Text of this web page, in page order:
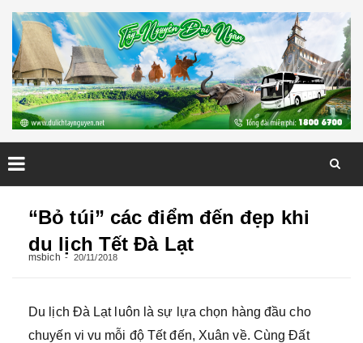
“Bỏ túi” các điểm đến đẹp khi
du lịch Tết Đà Lạt
msbich 20/11/2018
Du lịch Đà Lạt luôn là sự lựa chọn hàng đầu cho
chuyến vi vu mỗi độ Tết đến, Xuân về. Cùng Đất